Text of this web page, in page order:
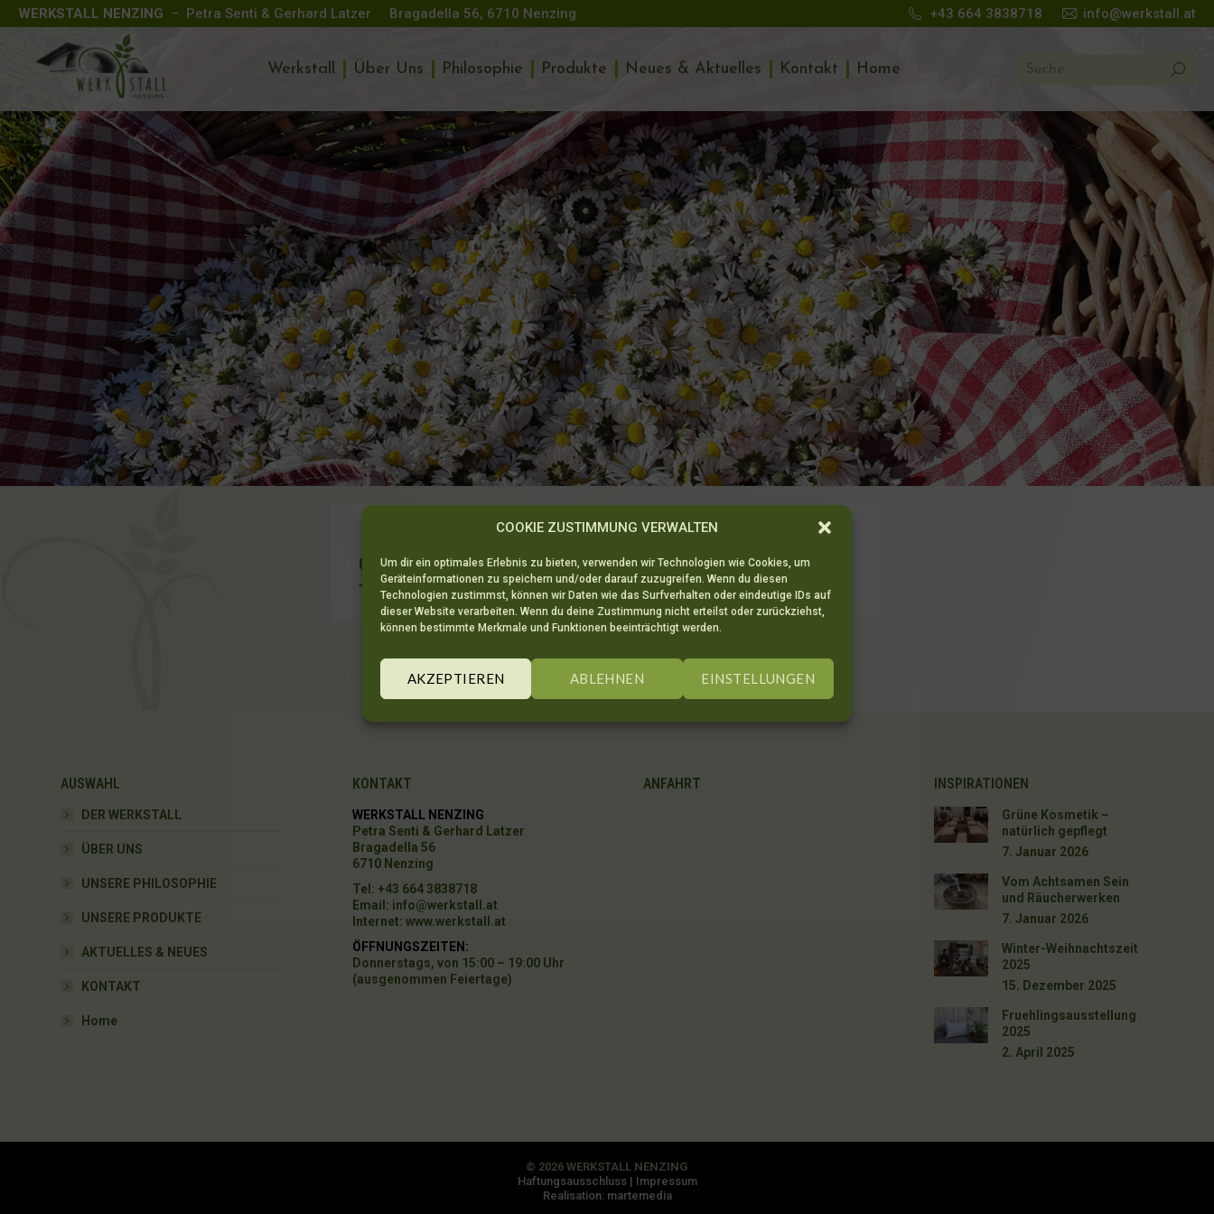
COOKIE ZUSTIMMUNG VERWALTEN
Um dir ein optimales Erlebnis zu bieten, verwenden wir Technologien wie Cookies, um
Geräteinformationen zu speichern und/oder darauf zuzugreifen. Wenn du diesen
Technologien zustimmst, können wir Daten wie das Surfverhalten oder eindeutige IDs auf
dieser Website verarbeiten. Wenn du deine Zustimmung nicht erteilst oder zurückziehst,
können bestimmte Merkmale und Funktionen beeinträchtigt werden.
AKZEPTIEREN ABLEHNEN EINSTELLUNGEN
WERKSTALL NENZING – Petra Senti & Gerhard Latzer Bragadella 56, 6710 Nenzing +43 664 3838718 info@werkstall.at
Werkstall Über Uns Philosophie Produkte Neues & Aktuelles Kontakt Home
Seite wurde nicht gefunden.
AUSWAHL
DER WERKSTALL
ÜBER UNS
UNSERE PHILOSOPHIE
UNSERE PRODUKTE
AKTUELLES & NEUES
KONTAKT
Home
KONTAKT
WERKSTALL NENZING
Petra Senti & Gerhard Latzer
Bragadella 56
6710 Nenzing
Tel: +43 664 3838718
Email: info@werkstall.at
Internet: www.werkstall.at
ÖFFNUNGSZEITEN:
Donnerstags, von 15:00 – 19:00 Uhr
(ausgenommen Feiertage)
ANFAHRT INSPIRATIONEN
Grüne Kosmetik –
natürlich gepflegt
7. Januar 2026
Vom Achtsamen Sein
und Räucherwerken
7. Januar 2026
Winter-Weihnachtszeit
2025
15. Dezember 2025
Fruehlingsausstellung
2025
2. April 2025
© 2026 WERKSTALL NENZING
Haftungsausschluss| Impressum
Realisation: martemedia